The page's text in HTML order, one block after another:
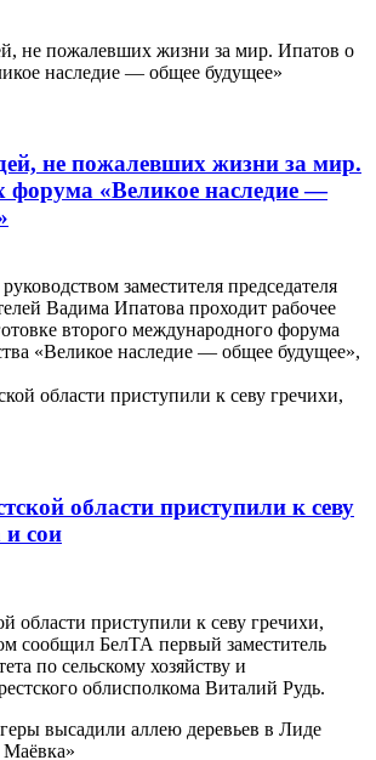
не пожалевших жизни за мир.
форума «Великое наследие —
заместителя председателя
Вадима Ипатова проходит рабочее
второго международного форума
«Великое наследие — общее будущее»,
области приступили к севу
и сои
области приступили к севу гречихи,
сообщил БелТА первый заместитель
по сельскому хозяйству и
облисполкома Виталий Рудь.